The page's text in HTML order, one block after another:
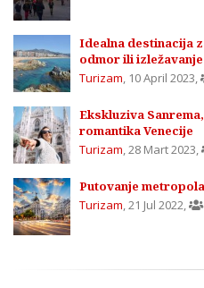
Idealna destinacija
odmor ili
Turizam, 10 April 2023,
Ekskluziva
romantika Venecije
Turizam,28 Mart 2023,
Putovanje
Turizam,21 Jul 2022,